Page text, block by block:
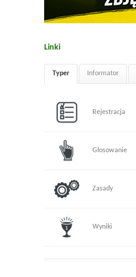
Linki
Typer Informator
Rejestracja
Głosowanie
Zasady
Wyniki